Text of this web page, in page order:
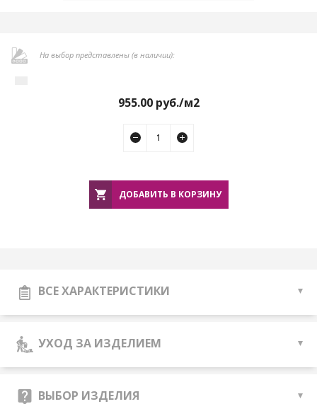
На выбор представлены (в наличии):
955.00руб./м2
ДОБАВИТЬ В КОРЗИНУ
ВСЕ ХАРАКТЕРИСТИКИ
УХОД ЗА ИЗДЕЛИЕМ
ВЫБОР ИЗДЕЛИЯ